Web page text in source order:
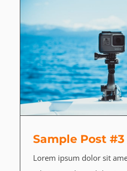
Sample Post #3
Lorem ipsum dolor sit